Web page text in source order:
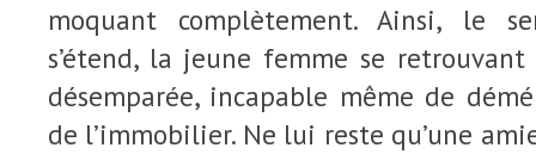
moquant complètement. Ainsi, le
s’étend, la jeune femme se retrouvant
désemparée, incapable même de
de l’immobilier. Ne lui reste qu’une